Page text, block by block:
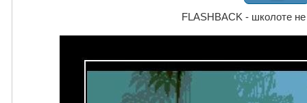
FLASHBACK - школоте не